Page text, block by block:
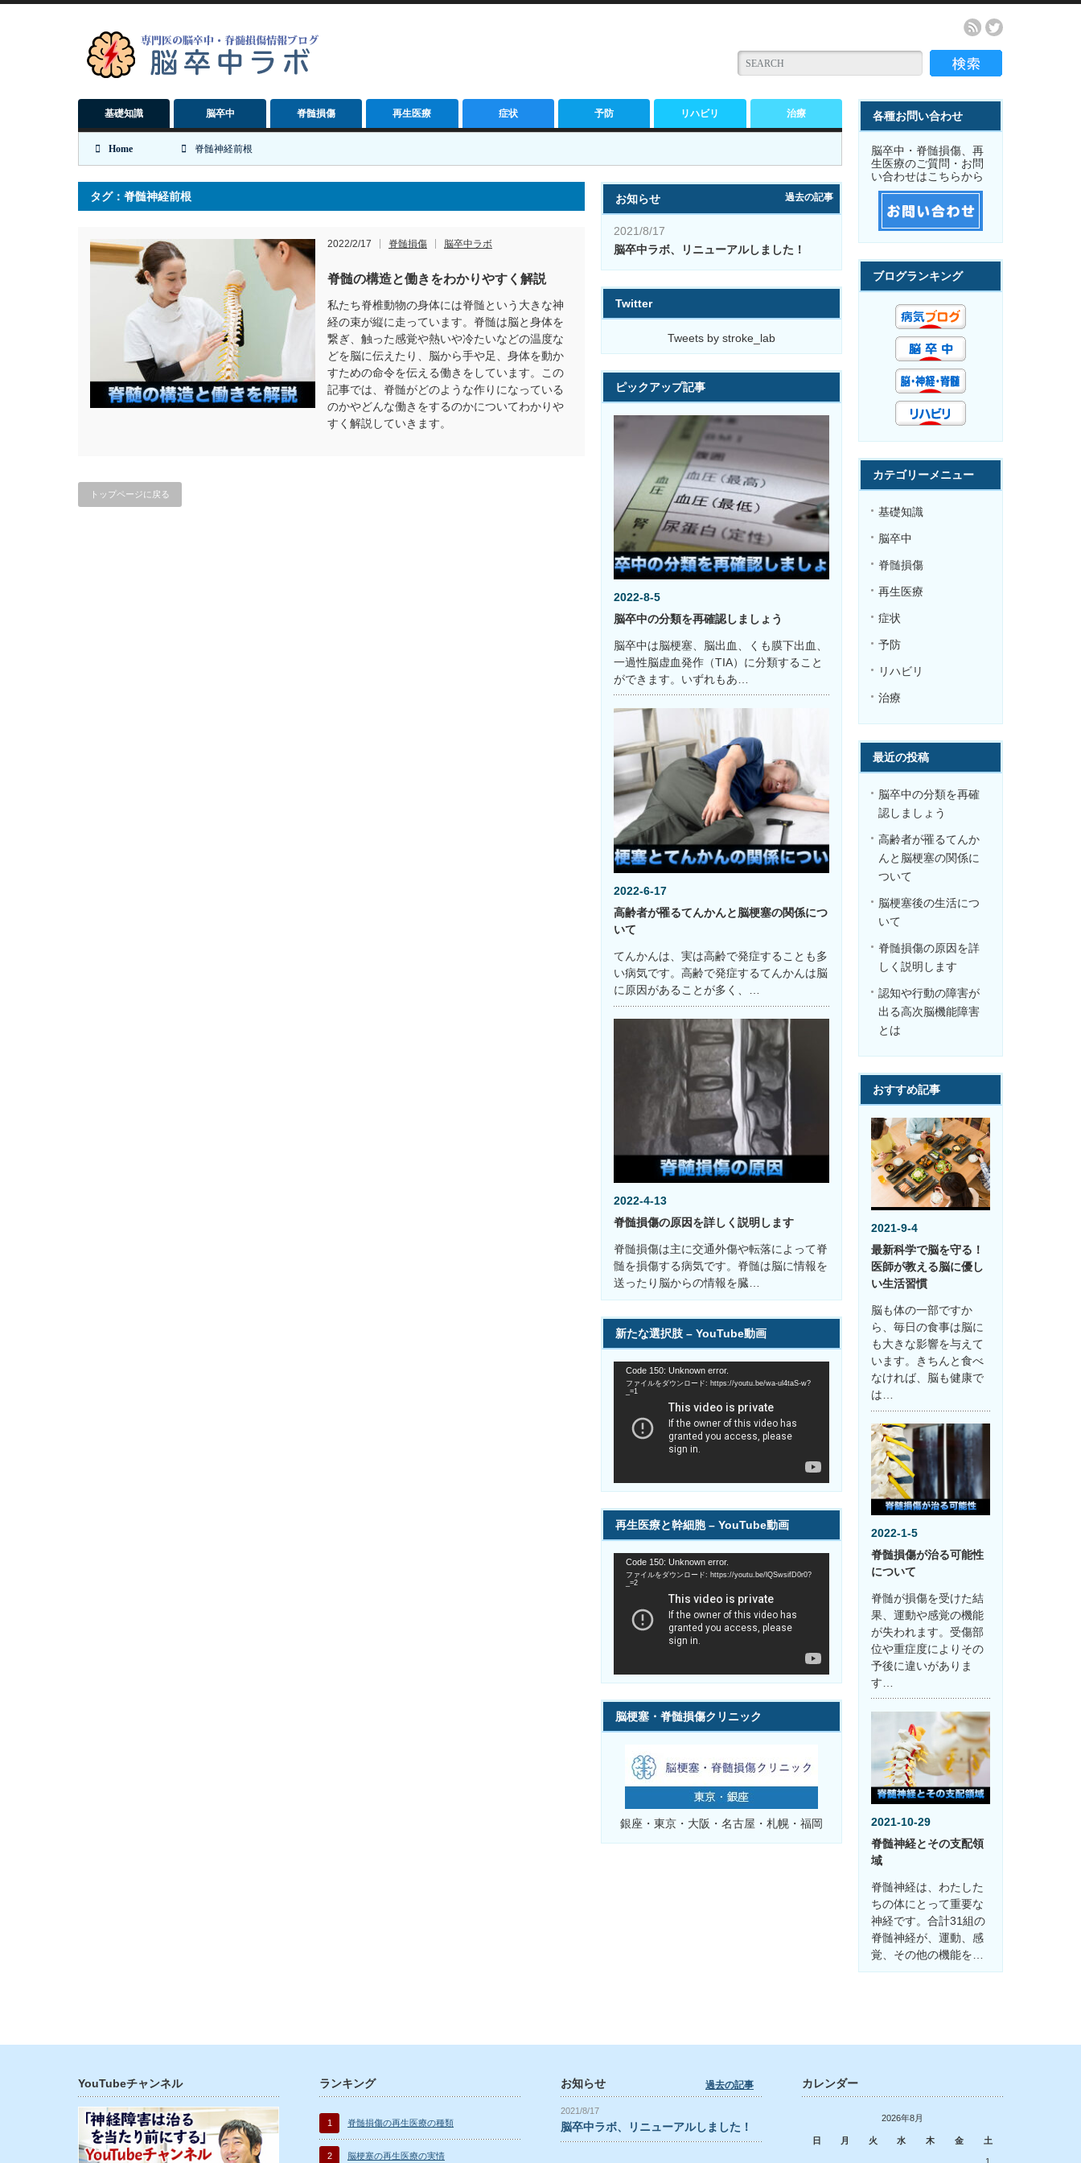
基礎知識 脳卒中 脊髄損傷 再生医療 症状 予防 リハビリ 治療
Home 脊髄神経前根
タグ：脊髄神経前根
2022/2/17 脊髄損傷 脳卒中ラボ
脊髄の構造と働きをわかりやすく解説
私たち脊椎動物の身体には脊髄という大きな神
経の束が縦に走っています。脊髄は脳と身体を
繋ぎ、触った感覚や熱いや冷たいなどの温度な
どを脳に伝えたり、脳から手や足、身体を動か
すための命令を伝える働きをしています。この
記事では、脊髄がどのような作りになっている
のかやどんな働きをするのかについてわかりや
すく解説していきます。
トップページに戻る
お知らせ
2021/8/17
脳卒中ラボ、リニューアルしました！
過去の記事
Twitter
Tweets by stroke_lab
ピックアップ記事
2022-8-5
脳卒中の分類を再確認しましょう
脳卒中は脳梗塞、脳出血、くも膜下出血、
一過性脳虚血発作（TIA）に分類すること
ができます。いずれもあ…
2022-6-17
高齢者が罹るてんかんと脳梗塞の関係につ
いて
てんかんは、実は高齢で発症することも多
い病気です。高齢で発症するてんかんは脳
に原因があることが多く、…
2022-4-13
脊髄損傷の原因を詳しく説明します
脊髄損傷は主に交通外傷や転落によって脊
髄を損傷する病気です。脊髄は脳に情報を
送ったり脳からの情報を臓…
新たな選択肢 – YouTube動画
Code 150: Unknown error.
ファイルをダウンロード: https://youtu.be/wa-ul4taS-w?
_=1
再生医療と幹細胞 – YouTube動画
Code 150: Unknown error.
ファイルをダウンロード: https://youtu.be/lQSwsifD0r0?
_=2
脳梗塞・脊髄損傷クリニック
銀座・東京・大阪・名古屋・札幌・福岡
各種お問い合わせ
脳卒中・脊髄損傷、再
生医療のご質問・お問
い合わせはこちらから
ブログランキング
カテゴリーメニュー
基礎知識
脳卒中
脊髄損傷
再生医療
症状
予防
リハビリ
治療
最近の投稿
脳卒中の分類を再確
認しましょう
高齢者が罹るてんか
んと脳梗塞の関係に
ついて
脳梗塞後の生活につ
いて
脊髄損傷の原因を詳
しく説明します
認知や行動の障害が
出る高次脳機能障害
とは
おすすめ記事
2021-9-4
最新科学で脳を守る！
医師が教える脳に優し
い生活習慣
脳も体の一部ですか
ら、毎日の食事は脳に
も大きな影響を与えて
います。きちんと食べ
なければ、脳も健康で
は…
2022-1-5
脊髄損傷が治る可能性
について
脊髄が損傷を受けた結
果、運動や感覚の機能
が失われます。受傷部
位や重症度によりその
予後に違いがありま
す…
2021-10-29
脊髄神経とその支配領
域
脊髄神経は、わたした
ちの体にとって重要な
神経です。合計31組の
脊髄神経が、運動、感
覚、その他の機能を…
YouTubeチャンネル ランキング
1 脊髄損傷の再生医療の種類
2 脳梗塞の再生医療の実情
お知らせ
2021/8/17
脳卒中ラボ、リニューアルしました！
過去の記事 カレンダー
2026年8月
日 月 火 水 木 金 土